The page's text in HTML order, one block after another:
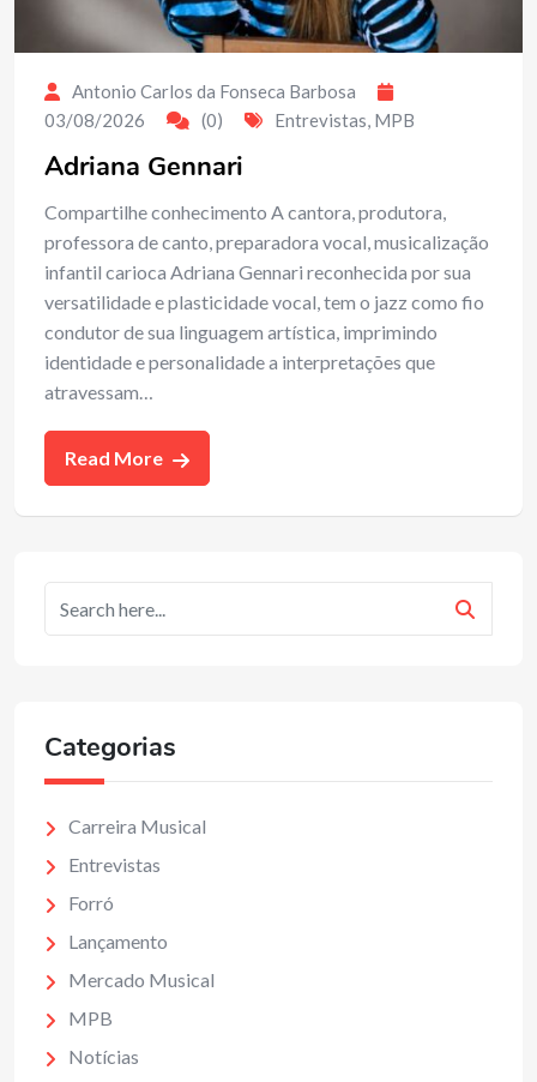
Antonio Carlos da Fonseca Barbosa
03/08/2026
(0) Entrevistas, MPB
Adriana Gennari
Compartilhe conhecimento A cantora, produtora,
professora de canto, preparadora vocal, musicalização
infantil carioca Adriana Gennari reconhecida por sua
versatilidade e plasticidade vocal, tem o jazz como fio
condutor de sua linguagem artística, imprimindo
identidade e personalidade a interpretações que
atravessam…
Read More
Categorias
Carreira Musical
Entrevistas
Forró
Lançamento
Mercado Musical
MPB
Notícias